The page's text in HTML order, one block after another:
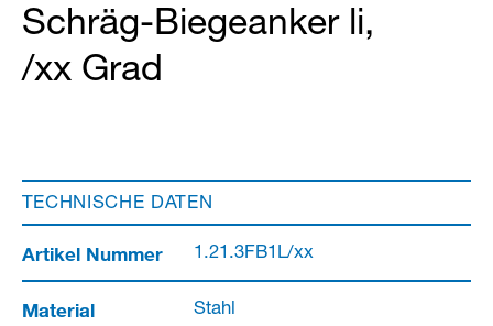
Schräg-Biegeanker li,
/xx Grad
TECHNISCHE DATEN
Artikel Nummer 1.21.3FB1L/xx
Material Stahl